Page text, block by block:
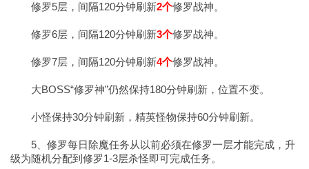
修罗5层，间隔120分钟刷新2个修罗战神。
修罗6层，间隔120分钟刷新3个修罗战神。
修罗7层，间隔120分钟刷新4个修罗战神。
大BOSS“修罗神”仍然保持180分钟刷新，位置不变。
小怪保持30分钟刷新，精英怪物保持60分钟刷新。
5、修罗每日除魔任务从以前必须在修罗一层才能完成，升
级为随机分配到修罗1-3层杀怪即可完成任务。